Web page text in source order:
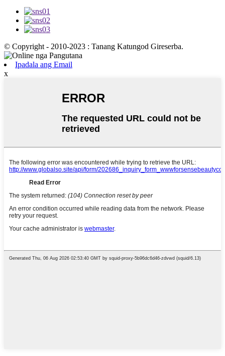
© Copyright - 2010-2023 : Tanang Katungod Gireserba.
Ipadala ang Email
x